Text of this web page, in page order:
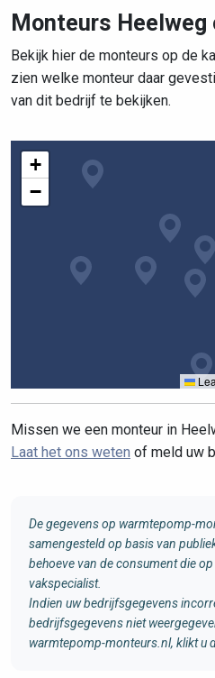
Monteurs Heelweg
Bekijk hier de monteurs op de
zien welke monteur daar
van dit bedrijf te bekijken.
+
−
Missen we een monteur in
Laat het ons weten of meld uw
De gegevens op warmtepomp-
samengesteld op basis van
behoeve van de consument die
vakspecialist.
Indien uw bedrijfsgegevens
bedrijfsgegevens niet
warmtepomp-monteurs.nl, klikt u